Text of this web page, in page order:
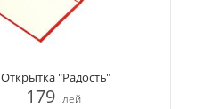
Открытка "Радость"
179 лей